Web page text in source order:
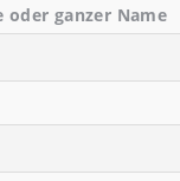
oder ganzer Name